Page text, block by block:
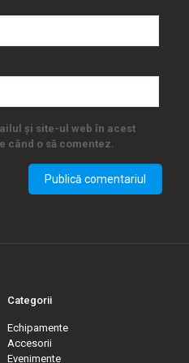
și site-ul web în acest
când o să comentez.
Categorii
Echipamente
Accesorii
Evenimente